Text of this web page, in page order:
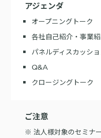
アジェンダ
オープニングトーク
各社自己紹介・事業
パネルディスカッシ
Q&A
クロージングトーク
ご注意
※ 法人様対象のセミナ